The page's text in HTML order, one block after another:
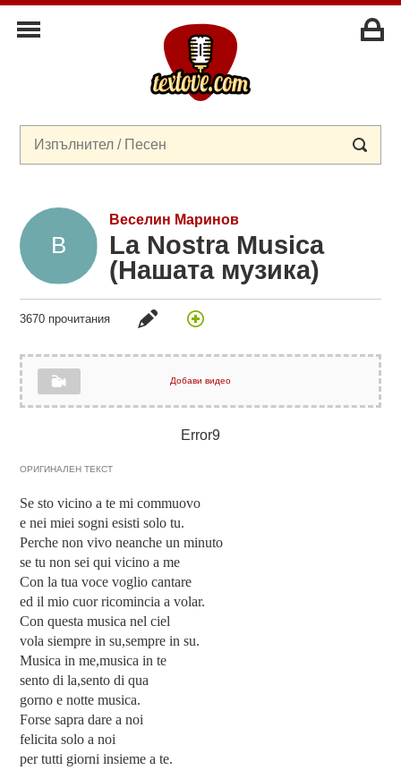
Веселин Маринов
La Nostra Musica
(Нашата музика)
3670 прочитания
Добави видео
Error9
ОРИГИНАЛЕН ТЕКСТ
Se sto vicino a te mi commuovo
e nei miei sogni esisti solo tu.
Perche non vivo neanche un minuto
se tu non sei qui vicino a me
Con la tua voce voglio cantare
ed il mio cuor ricomincia a volar.
Con questa musica nel ciel
vola siempre in su,sempre in su.
Musica in me,musica in te
sento di la,sento di qua
gorno e notte musica.
Forse sapra dare a noi
felicita solo a noi
per tutti giorni insieme a te.